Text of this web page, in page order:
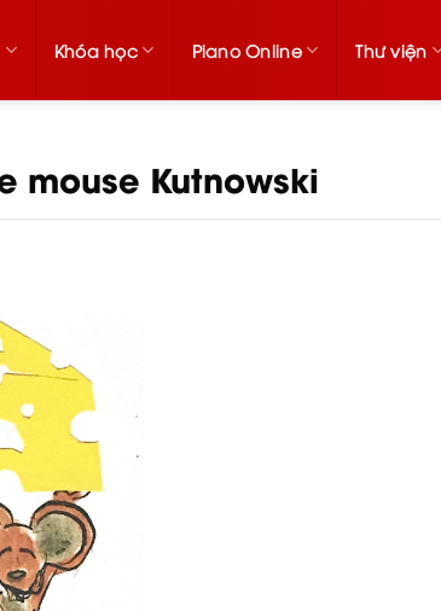
Khóa học Piano Online Thư viện
mouse Kutnowski